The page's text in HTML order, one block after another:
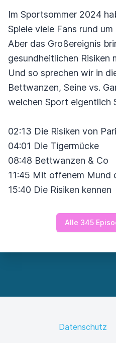
Im Sportsommer 2024
Spiele viele Fans rund um
Aber das Großereignis
gesundheitlichen Risiken
Und so sprechen wir in
Bettwanzen, Seine vs.
welchen Sport eigentlich
02:13 Die Risiken von
04:01 Die Tigermücke
08:48 Bettwanzen & Co
11:45 Mit offenem Mund
15:40 Die Risiken kennen
Alle 345
Datenschutz